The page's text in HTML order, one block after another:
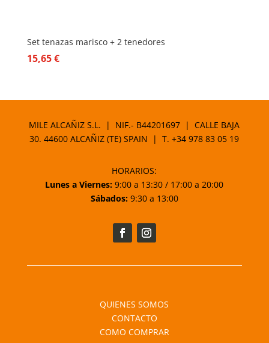
Set tenazas marisco + 2 tenedores
15,65€
MILE ALCAÑIZ S.L. | NIF.- B44201697 | CALLE BAJA
30. 44600 ALCAÑIZ (TE) SPAIN | T.+34 978 83 05 19
HORARIOS:
Lunes a Viernes: 9:00 a 13:30 / 17:00 a 20:00
Sábados:9:30 a 13:00
QUIENES SOMOS
CONTACTO
COMO COMPRAR